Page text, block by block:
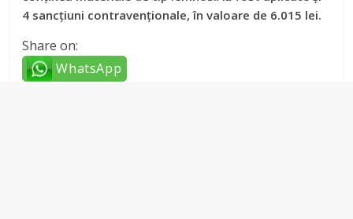
4 sancțiuni contravenționale, în valoare de 6.015 lei.
Share on:
WhatsApp